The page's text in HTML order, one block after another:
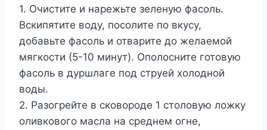
1. Очистите и нарежьте зеленую фасоль.
Вскипятите воду, посолите по вкусу,
добавьте фасоль и отварите до желаемой
мягкости (5-10 минут). Ополосните готовую
фасоль в дуршлаге под струей холодной
воды.
2. Разогрейте в сковороде 1 столовую ложку
оливкового масла на среднем огне,